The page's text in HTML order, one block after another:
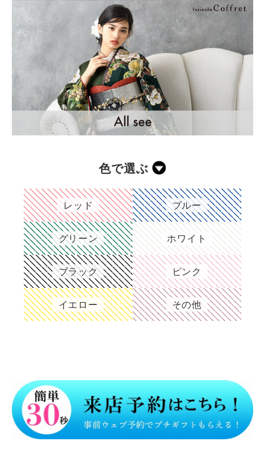
色で選ぶ
レッド ブルー
グリーン ホワイト
ブラック ピンク
イエロー その他